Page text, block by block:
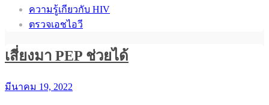
ความรู้เกียวกับ HIV
ตรวจเอชไอวี
เสี่ยงมา PEP ช่วยได้
มีนาคม 19, 2022